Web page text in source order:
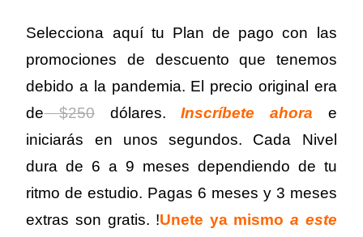
Selecciona aquí tu Plan de pago con las
promociones de descuento que tenemos
debido a la pandemia. El precio original era
de$250 dólares.Inscríbete ahora e
iniciarás en unos segundos. Cada Nivel
dura de 6 a 9 meses dependiendo de tu
ritmo de estudio. Pagas 6 meses y 3 meses
extras son gratis. !Unete ya mismo a este